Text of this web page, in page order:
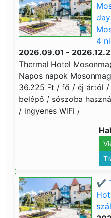
4
2026.09.01 -
Thermal Hotel
Napos napok
36.225 Ft / fő / éj ártól
belépő / sószoba
/ ingyenes WiFi /
✔️